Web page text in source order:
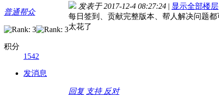
普通帮众
积分
1542
发消息
发表于 2017-12-4 08:27:24 | 显示全部楼层
每日签到、贡献完整版本、帮人解决问题
太花了
回复 支持 反对